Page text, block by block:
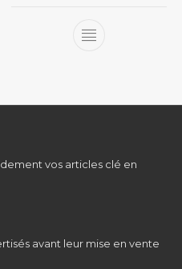
vos articles clé en
avant leur mise en vente